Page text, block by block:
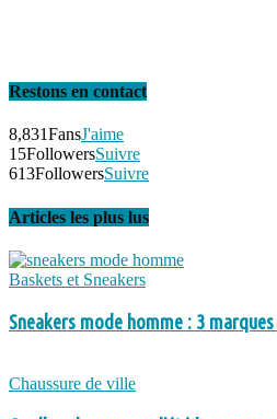
Restons en contact
8,831FansJ'aime
15FollowersSuivre
613FollowersSuivre
Articles les plus lus
Baskets et Sneakers
Sneakers mode homme : 3
Chaussure de ville